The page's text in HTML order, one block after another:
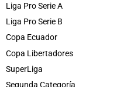
Liga Pro Serie A
Liga Pro Serie B
Copa Ecuador
Copa Libertadores
SuperLiga
Segunda Categoría